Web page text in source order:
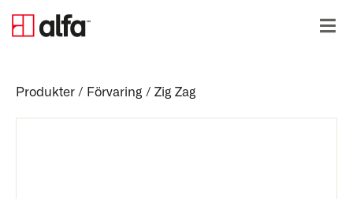
Produkter / Förvaring / Zig Zag